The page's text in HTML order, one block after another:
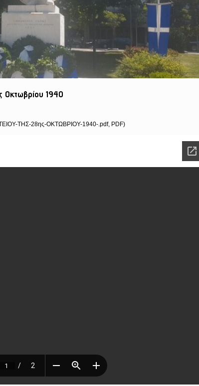
Οκτωβρίου 1940
ΤΗΣ-28ης-ΟΚΤΩΒΡΙΟΥ-1940-.pdf, PDF)